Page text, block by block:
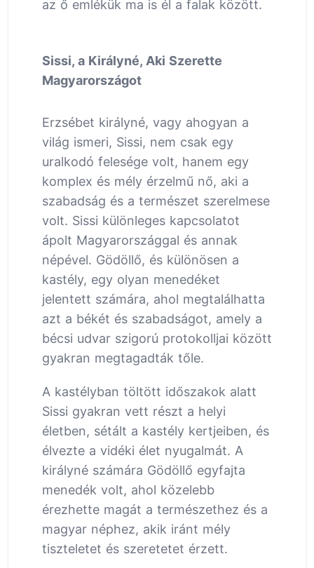
az ő emlékük ma is él a falak között.
Sissi, a Királyné, Aki Szerette
Magyarországot
Erzsébet királyné, vagy ahogyan a
világ ismeri, Sissi, nem csak egy
uralkodó felesége volt, hanem egy
komplex és mély érzelmű nő, aki a
szabadság és a természet szerelmese
volt. Sissi különleges kapcsolatot
ápolt Magyarországgal és annak
népével. Gödöllő, és különösen a
kastély, egy olyan menedéket
jelentett számára, ahol megtalálhatta
azt a békét és szabadságot, amely a
bécsi udvar szigorú protokolljai között
gyakran megtagadták tőle.
A kastélyban töltött időszakok alatt
Sissi gyakran vett részt a helyi
életben, sétált a kastély kertjeiben, és
élvezte a vidéki élet nyugalmát. A
királyné számára Gödöllő egyfajta
menedék volt, ahol közelebb
érezhette magát a természethez és a
magyar néphez, akik iránt mély
tiszteletet és szeretetet érzett.